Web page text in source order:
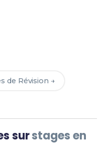
de Révision →
surstages en